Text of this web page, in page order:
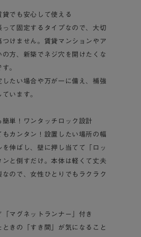
でも安心して使える
って固定するタイプなので、大切
つけません。賃貸マンションやア
の方、新築でネジ穴を開けたくな
。
たい場合や万が一に備え、補強
います。
簡単！ワンタッチロック設計
もカンタン！設置したい場所の幅
を伸ばし、壁に押し当てて「ロッ
ンと倒すだけ。本体は軽くて丈夫
なので、女性ひとりでもラクラク
マグネットランナー」付き
ときの「すき間」が気になること